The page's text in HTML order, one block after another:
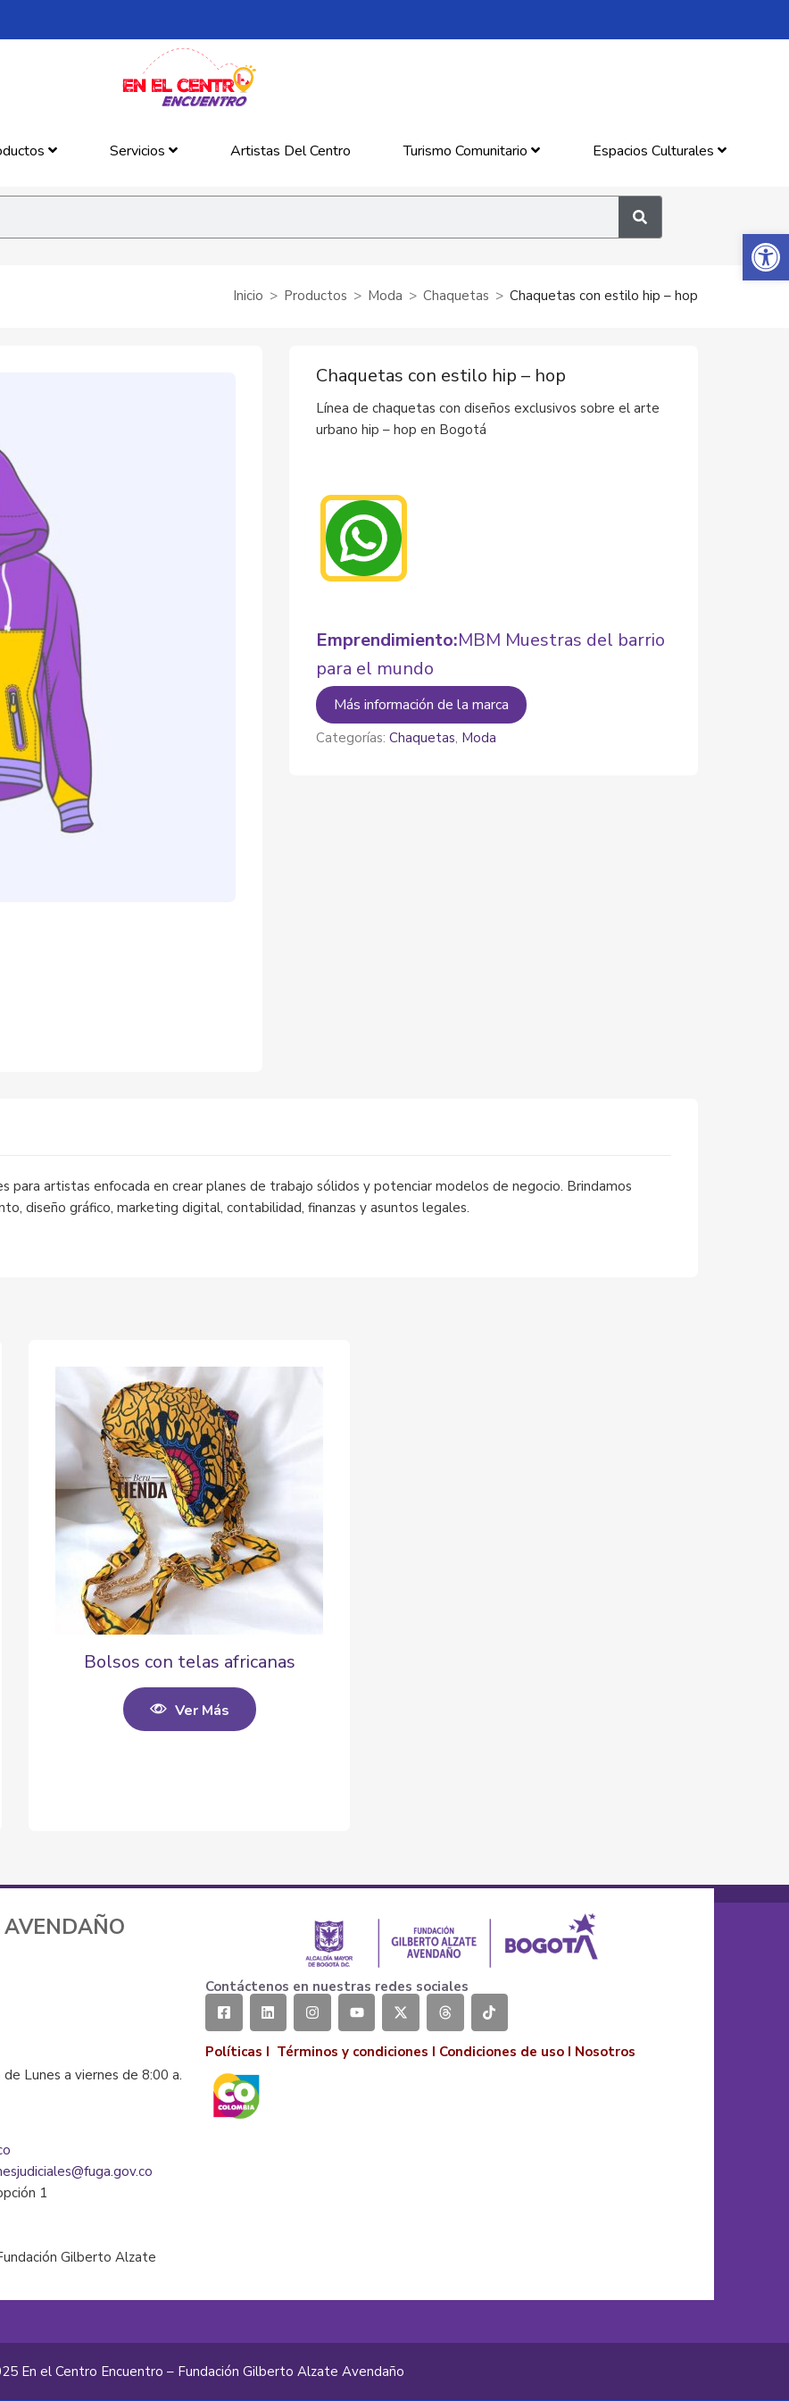
Abrir
Servicios Artistas Del Centro Turismo Comunitario Espacios Culturales
Inicio Productos Moda Chaquetas Chaquetas con estilo hip – hop
Chaquetas con estilo hip – hop
Línea de chaquetas con diseños exclusivos sobre el arte
urbano hip – hop en Bogotá
Emprendimiento:MBM Muestras del barrio
para el mundo
Más información de la marca
Categorías:Chaquetas, Moda
para artistas enfocada en crear planes de trabajo sólidos y potenciar modelos de negocio. Brindamos
diseño gráfico, marketing digital, contabilidad, finanzas y asuntos legales.
Bolsos con telas africanas
Ver Más
Lunes a viernes de 8:00 a.
1
Gilberto Alzate
Contáctenos en nuestras redes sociales
Políticas I Términos y condiciones I Condiciones de uso I Nosotros
En el Centro Encuentro – Fundación Gilberto Alzate Avendaño